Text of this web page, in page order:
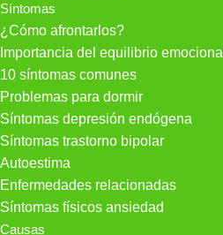
Síntomas
¿Cómo afrontarlos?
Importancia del equilibrio emocional
10 síntomas comunes
Problemas para dormir
Síntomas depresión endógena
Síntomas trastorno bipolar
Autoestima
Enfermedades relacionadas
Síntomas físicos ansiedad
Causas